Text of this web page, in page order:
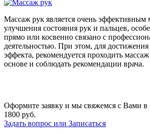
Массаж рук является очень эффективным
улучшения состояния рук и пальцев,
прямо или косвенно связано с
деятельностью. При этом, для
эффекта, рекомендуется проходить
основе и соблюдать рекомендации врача.
Оформите заявку и мы свяжемся с Вами
1800 руб.
Задать вопрос или Записаться